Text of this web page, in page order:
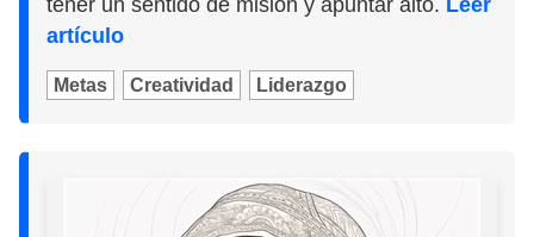
tener un sentido de misión y apuntar alto. Leer
artículo
Metas Creatividad Liderazgo